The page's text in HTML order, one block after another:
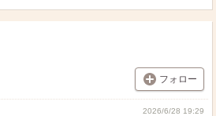
フォロー
2026/6/28 19:29